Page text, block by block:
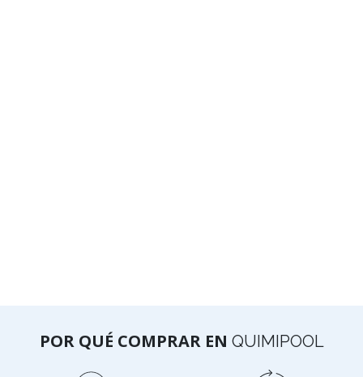
POR QUÉ COMPRAR EN QUIMIPOOL